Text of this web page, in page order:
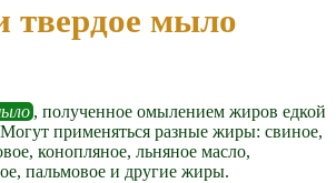
твердое мыло
, полученное омылением жиров едкой
применяться разные жиры: свиное,
конопляное, льняное масло,
пальмовое и другие жиры.